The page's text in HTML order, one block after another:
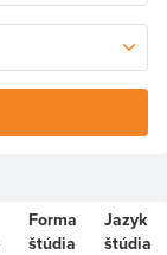
Forma
štúdia
Jazyk
štúdia